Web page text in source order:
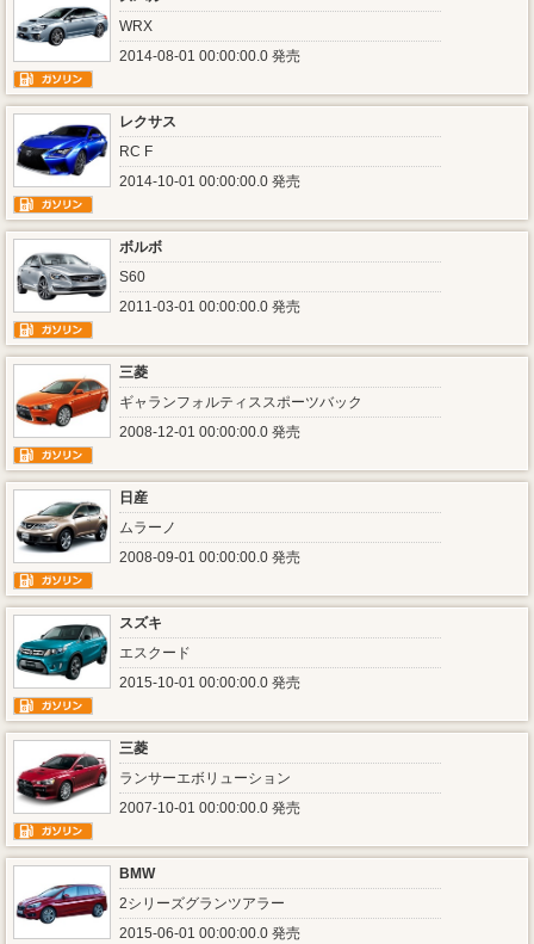
WRX
2014-08-01 00:00:00.0 発売
レクサス
RC F
2014-10-01 00:00:00.0 発売
ボルボ
S60
2011-03-01 00:00:00.0 発売
三菱
ギャランフォルティススポーツバック
2008-12-01 00:00:00.0 発売
日産
ムラーノ
2008-09-01 00:00:00.0 発売
スズキ
エスクード
2015-10-01 00:00:00.0 発売
三菱
ランサーエボリューション
2007-10-01 00:00:00.0 発売
BMW
2シリーズグランツアラー
2015-06-01 00:00:00.0 発売